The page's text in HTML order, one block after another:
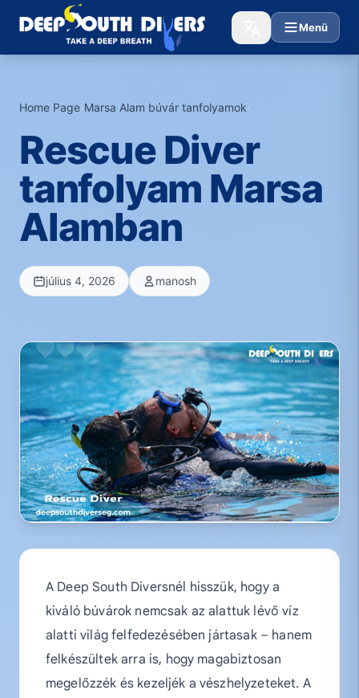
Menü
Home Page›Marsa Alam búvár tanfolyamok›
Rescue Diver
tanfolyam Marsa
Alamban
július 4, 2026 manosh
A Deep South Diversnél hisszük, hogy a
kiváló búvárok nemcsak az alattuk lévő víz
alatti világ felfedezésében jártasak – hanem
felkészültek arra is, hogy magabiztosan
megelőzzék és kezeljék a vészhelyzeteket. A